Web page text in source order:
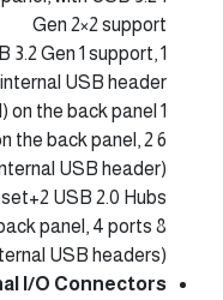
Gen 2×2 support
3.2 Gen 1 support,
USB header
1 x USB 3.2 Gen 2 Type-A ports (red) on the back panel
the back panel, 2
USB header)
USB 2.0 Hubs:
panel, 4 ports
USB headers)
I/O Connectors